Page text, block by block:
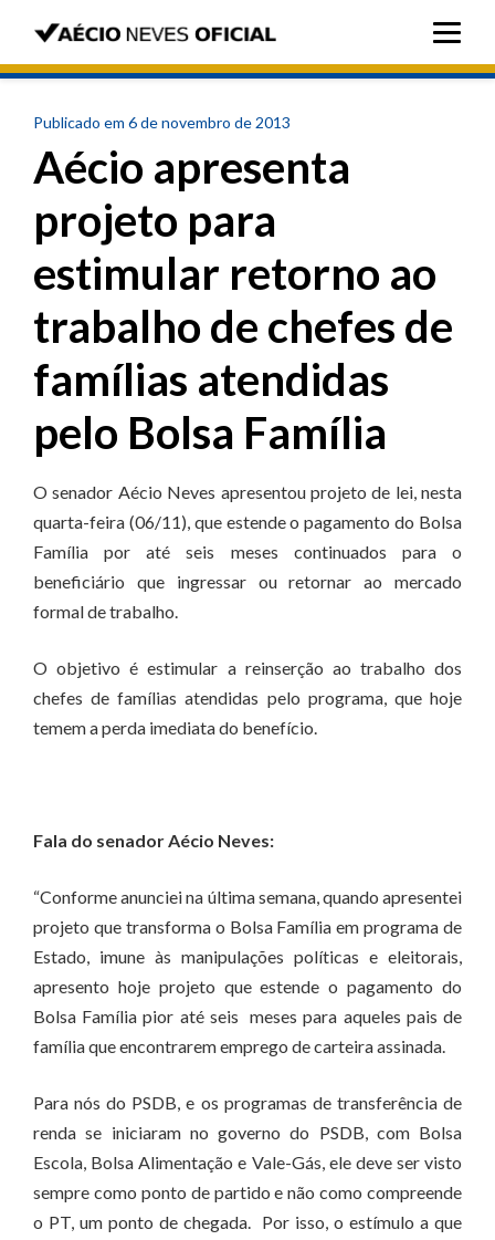
Publicado em 6 de novembro de 2013
Aécio apresenta
projeto para
estimular retorno ao
trabalho de chefes de
famílias atendidas
pelo Bolsa Família
O senador Aécio Neves apresentou projeto de lei, nesta
quarta-feira (06/11), que estende o pagamento do Bolsa
Família por até seis meses continuados para o
beneficiário que ingressar ou retornar ao mercado
formal de trabalho.
O objetivo é estimular a reinserção ao trabalho dos
chefes de famílias atendidas pelo programa, que hoje
temem a perda imediata do benefício.
Fala do senador Aécio Neves:
“Conforme anunciei na última semana, quando apresentei
projeto que transforma o Bolsa Família em programa de
Estado, imune às manipulações políticas e eleitorais,
apresento hoje projeto que estende o pagamento do
Bolsa Família pior até seis meses para aqueles pais de
família que encontrarem emprego de carteira assinada.
Para nós do PSDB, e os programas de transferência de
renda se iniciaram no governo do PSDB, com Bolsa
Escola, Bolsa Alimentação e Vale-Gás, ele deve ser visto
sempre como ponto de partido e não como compreende
o PT, um ponto de chegada. Por isso, o estímulo a que